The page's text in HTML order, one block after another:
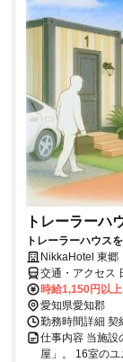
トレーラーハ
トレーラーハウス
NikkaHotel 東郷
交通・アクセス
時給1,150円以上
愛知県愛知郡
勤務時間詳細 契
仕事内容 当施設
屋」。 16室の